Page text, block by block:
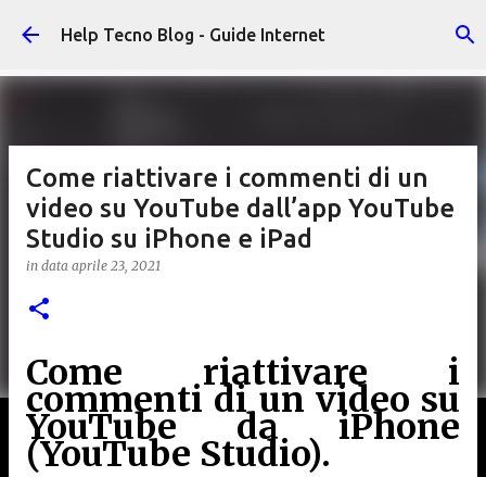
Passa ai contenuti principali
Help Tecno Blog - Guide Internet
Come riattivare i commenti di un
video su YouTube dall’app YouTube
Studio su iPhone e iPad
in data aprile 23, 2021
Come riattivare i
commenti di un video su
YouTube da iPhone
(YouTube Studio).